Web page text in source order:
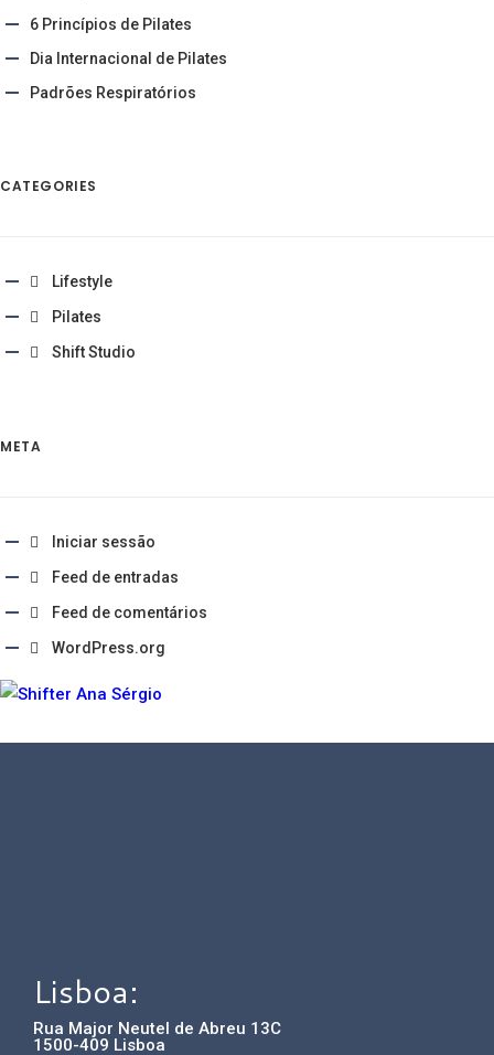
6 Princípios de Pilates
Dia Internacional de Pilates
Padrões Respiratórios
CATEGORIES
Lifestyle
Pilates
Shift Studio
META
Iniciar sessão
Feed de entradas
Feed de comentários
WordPress.org
Lisboa:
Rua Major Neutel de Abreu 13C
1500-409 Lisboa